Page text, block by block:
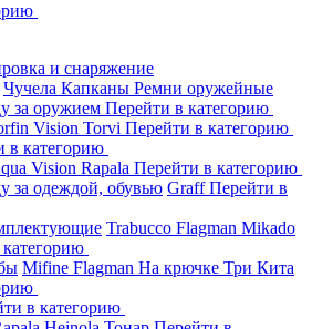
и снаряжение
Чучела Капканы Ремни оружейные
за оружием Перейти в категорию
Vision Torvi Перейти в категорию
в категорию
Vision Rapala Перейти в категорию
за одеждой, обувью GraffПерейти в
Trabucco Flagman Mikado
Mifine Flagman На крючке Три Кита
в категорию